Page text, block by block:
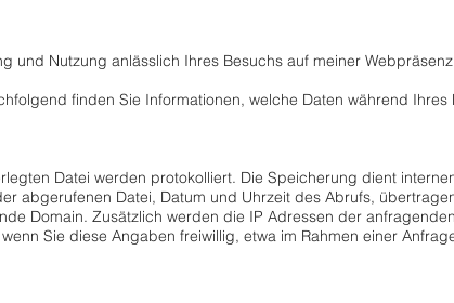
Nutzung anlässlich Ihres Besuchs auf meiner
finden Sie Informationen, welche Daten während Ihres
Datei werden protokolliert. Die Speicherung dient
abgerufenen Datei, Datum und Uhrzeit des Abrufs,
Domain. Zusätzlich werden die IP Adressen der
Sie diese Angaben freiwillig, etwa im Rahmen einer